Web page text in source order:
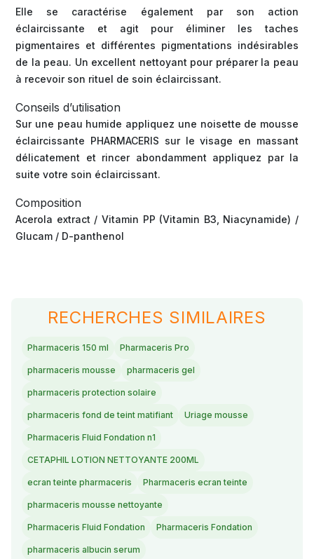
Elle se caractérise également par son action
éclaircissante et agit pour éliminer les taches
pigmentaires et différentes pigmentations indésirables
de la peau. Un excellent nettoyant pour préparer la peau
à recevoir son rituel de soin éclaircissant.
Conseils d’utilisation
Sur une peau humide appliquez une noisette de mousse
éclaircissante PHARMACERIS sur le visage en massant
délicatement et rincer abondamment appliquez par la
suite votre soin éclaircissant.
Composition
Acerola extract / Vitamin PP (Vitamin B3, Niacynamide) /
Glucam / D-panthenol
RECHERCHES SIMILAIRES
Pharmaceris 150 ml Pharmaceris Pro
pharmaceris mousse pharmaceris gel
pharmaceris protection solaire
pharmaceris fond de teint matifiant Uriage mousse
Pharmaceris Fluid Fondation n1
CETAPHIL LOTION NETTOYANTE 200ML
ecran teinte pharmaceris Pharmaceris ecran teinte
pharmaceris mousse nettoyante
Pharmaceris Fluid Fondation Pharmaceris Fondation
pharmaceris albucin serum